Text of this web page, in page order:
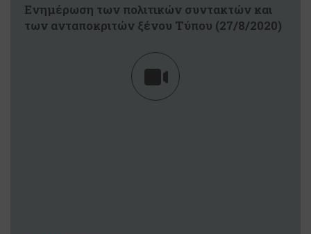
Eνημέρωση των πολιτικών συντακτών και
των ανταποκριτών ξένου Tύπου (27/8/2020)